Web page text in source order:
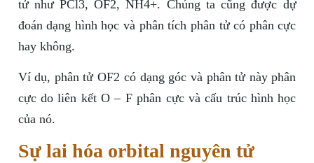
tử như PCl3, OF2, NH4+. Chúng ta cũng được dự
đoán dạng hình học và phân tích phân tử có phân cực
hay không.
Ví dụ, phân tử OF2 có dạng góc và phân tử này phân
cực do liên kết O – F phân cực và cấu trúc hình học
của nó.
Sự lai hóa orbital nguyên tử